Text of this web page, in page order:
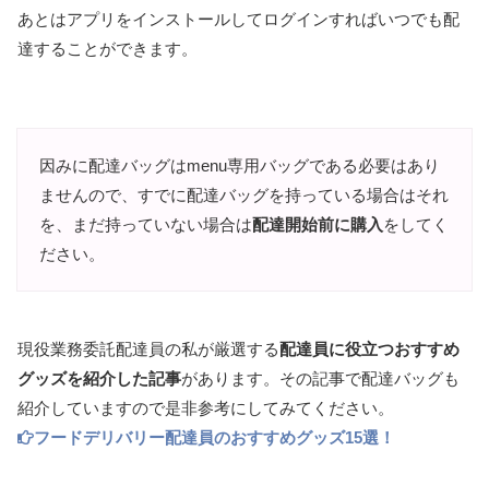
あとはアプリをインストールしてログインすればいつでも配
達することができます。
因みに配達バッグはmenu専用バッグである必要はあり
ませんので、すでに配達バッグを持っている場合はそれ
を、まだ持っていない場合は配達開始前に購入 をしてく
ださい。
現役業務委託配達員の私が厳選する配達員に役立つおすすめ
グッズを紹介した記事があります。その記事で配達バッグも
紹介していますので是非参考にしてみてください。
フードデリバリー配達員のおすすめグッズ15選！